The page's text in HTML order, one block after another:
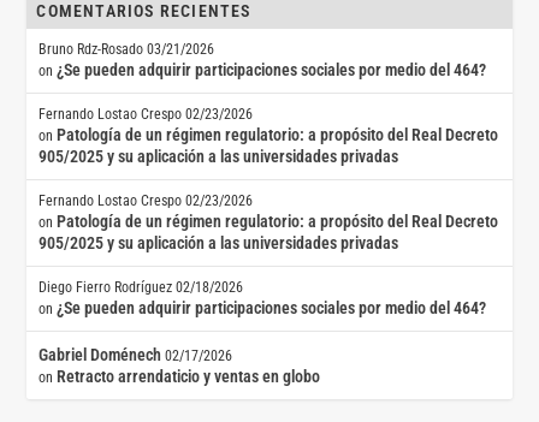
COMENTARIOS RECIENTES
Bruno Rdz-Rosado 03/21/2026
on¿Se pueden adquirir participaciones sociales por medio del 464?
Fernando Lostao Crespo 02/23/2026
on Patología de un régimen regulatorio: a propósito del Real Decreto
905/2025 y su aplicación a las universidades privadas
Fernando Lostao Crespo 02/23/2026
on Patología de un régimen regulatorio: a propósito del Real Decreto
905/2025 y su aplicación a las universidades privadas
Diego Fierro Rodríguez 02/18/2026
on¿Se pueden adquirir participaciones sociales por medio del 464?
Gabriel Doménech 02/17/2026
on Retracto arrendaticio y ventas en globo